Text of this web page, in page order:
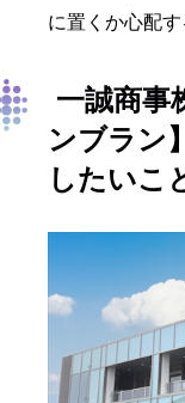
に置くか心配す
一誠商事
ンブラン
したいこ